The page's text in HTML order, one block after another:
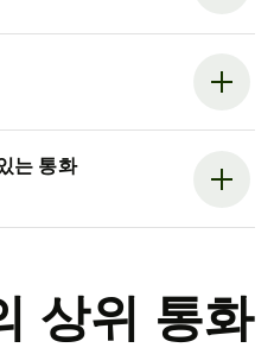
는 통화
상위 통화